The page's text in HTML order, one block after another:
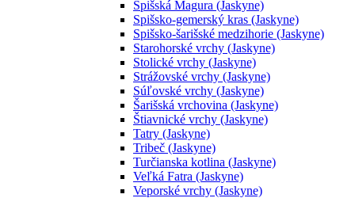
Spišská Magura (Jaskyne)
Spišsko-gemerský kras (Jaskyne)
Spišsko-šarišské medzihorie (Jaskyne)
Starohorské vrchy (Jaskyne)
Stolické vrchy (Jaskyne)
Strážovské vrchy (Jaskyne)
Súľovské vrchy (Jaskyne)
Šarišská vrchovina (Jaskyne)
Štiavnické vrchy (Jaskyne)
Tatry (Jaskyne)
Tribeč (Jaskyne)
Turčianska kotlina (Jaskyne)
Veľká Fatra (Jaskyne)
Veporské vrchy (Jaskyne)